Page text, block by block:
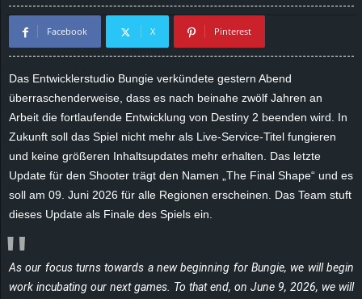
Facebook X Pinterest
Das Entwicklerstudio Bungie verkündete gestern Abend
überraschenderweise, dass es nach beinahe zwölf Jahren an
Arbeit die fortlaufende Entwicklung von Destiny 2 beenden wird. In
Zukunft soll das Spiel nicht mehr als Live-Service-Titel fungieren
und keine größeren Inhaltsupdates mehr erhalten. Das letzte
Update für den Shooter trägt den Namen „The Final Shape“ und es
soll am 09. Juni 2026 für alle Regionen erscheinen. Das Team stuft
dieses Update als Finale des Spiels ein.
As our focus turns towards a new beginning for Bungie, we will begin
work incubating our next games. To that end, on June 9, 2026, we will